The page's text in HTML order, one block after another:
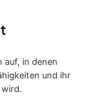
auf, in denen
und ihr